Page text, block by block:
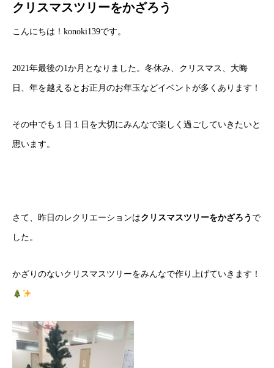
クリスマスツリーをかざろう
こんにちは！konoki139です。
2021年最後の1か月となりました。冬休み、クリスマス、大晦
日、年を越えるとお正月のお年玉などイベントが多くあります！
その中でも１日１日を大切にみんなで楽しく過ごしていきたいと
思います。
さて、昨日のレクリエーションはクリスマスツリーをかざろう で
した。
かざりのないクリスマスツリーをみんなで作り上げていきます！